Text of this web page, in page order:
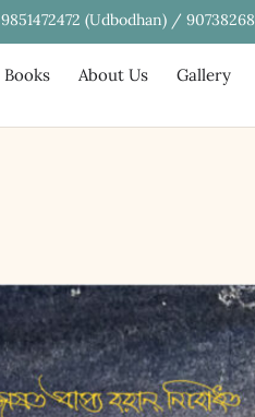
9851472472 (Udbodhan) /
Books About Us Gallery